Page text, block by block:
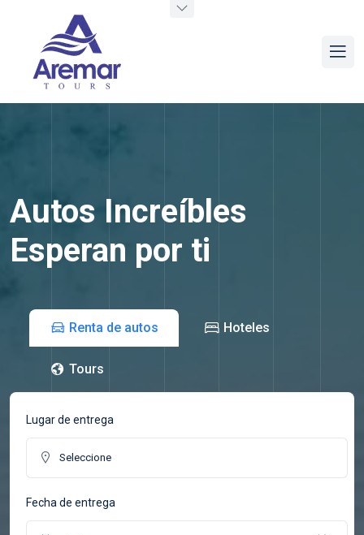
Autos Increíbles
Esperan por ti
Renta de autos Hoteles
Tours
Lugar de entrega
Fecha de entrega